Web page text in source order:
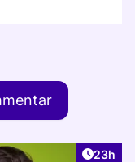
Artikel
23h